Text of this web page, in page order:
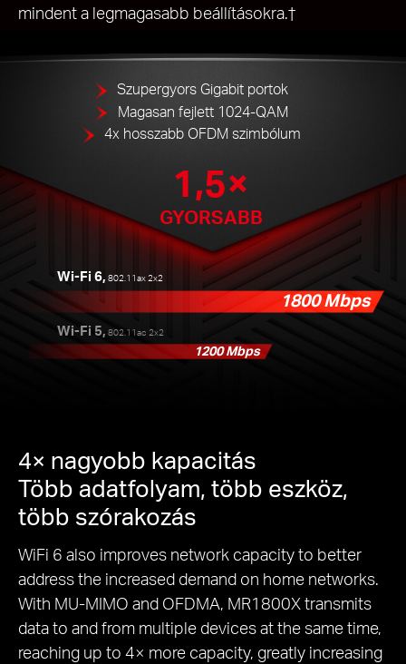
mindent a legmagasabb beállításokra.†
1,5×
GYORSABB
Wi-Fi 6, 802.11ax 2x2
Wi-Fi 5, 802.11ac 2x2
1800 Mbps
1200 Mbps
Szupergyors Gigabit portok
Magasan fejlett 1024-QAM
4x hosszabb OFDM szimbólum
4× nagyobb kapacitás
Több adatfolyam, több eszköz,
több szórakozás
WiFi 6 also improves network capacity to better
address the increased demand on home networks.
With MU-MIMO and OFDMA, MR1800X transmits
data to and from multiple devices at the same time,
reaching up to 4× more capacity, greatly increasing